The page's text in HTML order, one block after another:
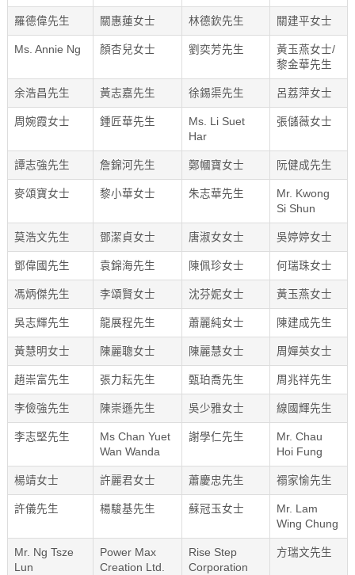
羅德偉先生 關惠蓮女士 林德欽先生 關建平女士
Ms. Annie Ng 顏杏兒女士 劉奕芳先生
黃玉燕女士/
黎金華先生
余浩昌先生 黃志嘉先生 徐錫渠先生 呂荔萍女士
周婉霞女士 鍾匠華先生
Ms. Li Suet
Har
張儲薇女士
譚志強先生 詹錦河先生 鄭幗寶女士 阮健成先生
麥頌寶女士 黎小華女士 朱志華先生
Mr. Kwong
Si Shun
莫浩文先生 鄧潔貞女士 唐淑女女士 吳婷婷女士
鄧偉國先生 袁錦海先生 陳佩珍女士 何瑞珠女士
馮炳傑先生 李頌賢女士 沈芬妮女士 黃玉燕女士
吳志輝先生 龍展程先生 蕭麗純女士 陳建成先生
黃慧明女士 陳麗聰女士 陳麗慧女士 周嬋英女士
趙崇富先生 張力耘先生 甄珀喬先生 周兆祥先生
李儉強先生 陳崇遜先生 吳少雅女士 線國輝先生
李志堅先生
Ms Chan Yuet
Wan Wanda
謝學仁先生
Mr. Chau
Hoi Fung
楊靖女士 許麗君女士 蕭慶忠先生 禤家愉先生
許儀先生 楊駿基先生 蘇冠玉女士
Mr. Lam
Wing Chung
Mr. Ng Tsze
Lun
Power Max
Creation Ltd.
Rise Step
Corporation
方瑞文先生